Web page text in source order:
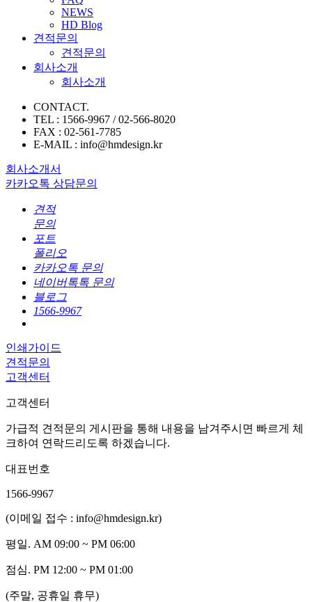
NEWS
HD Blog
견적문의
견적문의
회사소개
회사소개
CONTACT.
TEL : 1566-9967 / 02-566-8020
FAX : 02-561-7785
E-MAIL : info@hmdesign.kr
회사소개서
카카오톡 상담문의
견적
문의
포트
폴리오
카카오톡 문의
네이버톡톡 문의
블로그
1566-9967
인쇄가이드
견적문의
고객센터
고객센터
가급적 견적문의 게시판을 통해 내용을 남겨주시면 빠르게 체
크하여 연락드리도록 하겠습니다.
대표번호
1566-9967
(이메일 접수 : info@hmdesign.kr)
평일. AM 09:00 ~ PM 06:00
점심. PM 12:00 ~ PM 01:00
(주말, 공휴일 휴무)